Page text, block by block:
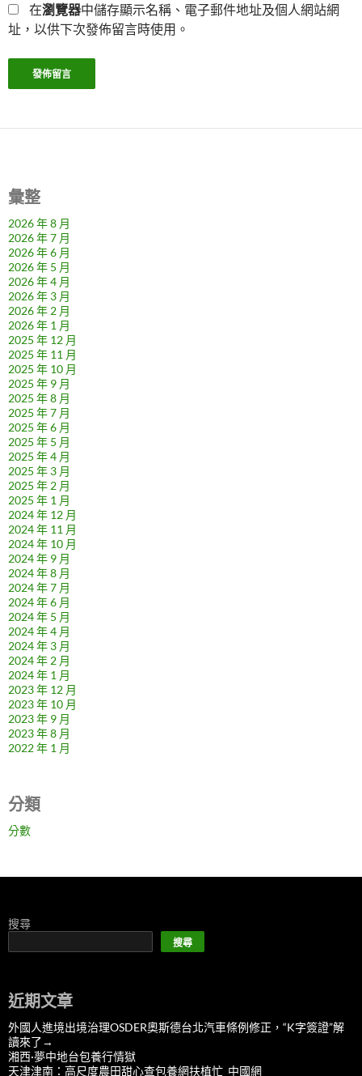
在瀏覽器中儲存顯示名稱、電子郵件地址及個人網站網
址，以供下次發佈留言時使用。
彙整
2026 年 8 月
2026 年 7 月
2026 年 6 月
2026 年 5 月
2026 年 4 月
2026 年 3 月
2026 年 2 月
2026 年 1 月
2025 年 12 月
2025 年 11 月
2025 年 10 月
2025 年 9 月
2025 年 8 月
2025 年 7 月
2025 年 6 月
2025 年 5 月
2025 年 4 月
2025 年 3 月
2025 年 2 月
2025 年 1 月
2024 年 12 月
2024 年 11 月
2024 年 10 月
2024 年 9 月
2024 年 8 月
2024 年 7 月
2024 年 6 月
2024 年 5 月
2024 年 4 月
2024 年 3 月
2024 年 2 月
2024 年 1 月
2023 年 12 月
2023 年 10 月
2023 年 9 月
2023 年 8 月
2022 年 1 月
分類
分數
搜尋
搜尋
近期文章
外國人進境出境治理OSDER奧斯德台北汽車條例修正，“K字簽證”解
讀來了→
湘西·夢中地台包養行情獄
天津津南：高尺度農田甜心查包養網扶植忙_中國網